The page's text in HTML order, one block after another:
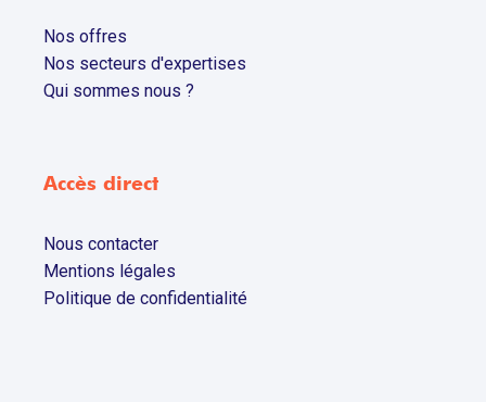
Nos offres
Nos secteurs d'expertises
Qui sommes nous ?
Accès direct
Nous contacter
Mentions légales
Politique de confidentialité